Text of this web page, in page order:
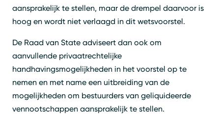
aansprakelijk te stellen, maar de drempel daarvoor is
hoog en wordt niet verlaagd in dit wetsvoorstel.
De Raad van State adviseert dan ook om
aanvullende privaatrechtelijke
handhavingsmogelijkheden in het voorstel op te
nemen en met name een uitbreiding van de
mogelijkheden om bestuurders van geliquideerde
vennootschappen aansprakelijk te stellen.